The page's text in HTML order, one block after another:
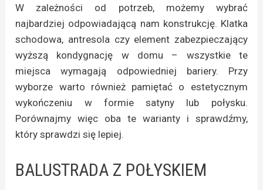
W zależności od potrzeb, możemy wybrać
najbardziej odpowiadającą nam konstrukcję. Klatka
schodowa, antresola czy element zabezpieczający
wyższą kondygnację w domu – wszystkie te
miejsca wymagają odpowiedniej bariery. Przy
wyborze warto również pamiętać o estetycznym
wykończeniu w formie satyny lub połysku.
Porównajmy więc oba te warianty i sprawdźmy,
który sprawdzi się lepiej.
BALUSTRADA Z POŁYSKIEM